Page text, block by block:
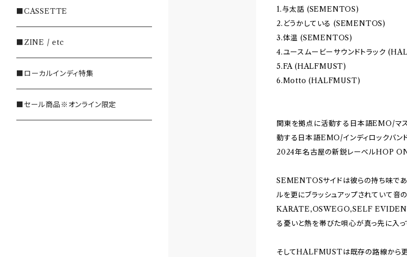
1.与太話 (SEMENTOS)
2.どうかしている (SEMENTOS)
3.体温 (SEMENTOS)
4.ユースムービーサウンドトラック
5.FA (HALFMUST)
6.Motto (HALFMUST)
関東を拠点に活動する日本語EMO/マ
動する日本語EMO/インディロックバ
2024年名古屋の新鋭レーベルHOP
SEMENTOSサイドは彼らの持ち味で
ルを更にブラッシュアップされていて音
KARATE,OSWEGO,SELF
る憂いと熱を帯びた唄心が真っ先に入っ
そしてHALFMUSTは既存の路線から
・EMO/PUNK/POST HC
・SHOEGAZE/DREAMPOP/POST
ROCK
・OTHER(LOUD/JUNK/RAP/ et
c...)
■CASSETTE
■ZINE / etc
■ローカルインディ特集
■セール商品※オンライン限定